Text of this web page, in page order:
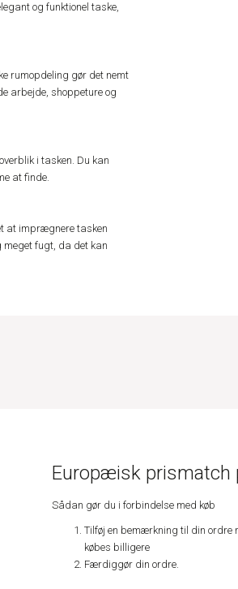
og funktionel taske,
rumopdeling gør det nemt
arbejde, shoppeture og
i tasken. Du kan
at finde.
at imprægnere tasken
fugt, da det kan
Europæisk prismatch
Sådan gør du i forbindelse med køb
Tilføj en bemærkning til din ordre
købes billigere
Færdiggør din ordre.